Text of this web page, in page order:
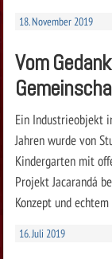
18. November 2019
Vom
Ein Industrieobjekt
Jahren wurde von
Kindergarten mit
Projekt Jacarandá
Konzept und
16. Juli 2019